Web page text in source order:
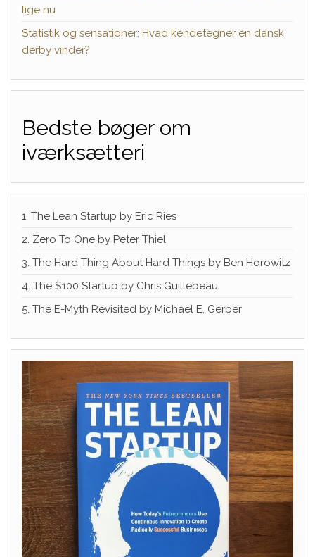
lige nu
Statistik og sensationer: Hvad kendetegner en dansk
derby vinder?
Bedste bøger om
iværksætteri
1. The Lean Startup by Eric Ries
2. Zero To One by Peter Thiel
3. The Hard Thing About Hard Things by Ben Horowitz
4. The $100 Startup by Chris Guillebeau
5. The E-Myth Revisited by Michael E. Gerber